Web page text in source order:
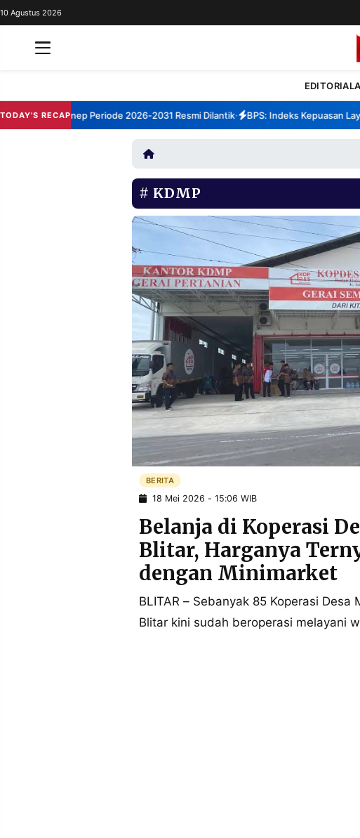
REDAKSI
PERSONA
NASIONAL
TULISAN
SERVICE
10 Agustus 2026
EDITORIAL
TODAY'S RECAP
TBM Sumenep Periode 2026-2031 Resmi Dilantik• BPS: Indeks Kepuasan
KDMP
BERITA
18 Mei 2026 - 15:06 WIB
Belanja di Koperasi
Blitar, Harganya
dengan Minimarket
BLITAR – Sebanyak 85 Koperasi
Blitar kini sudah beroperasi melayani